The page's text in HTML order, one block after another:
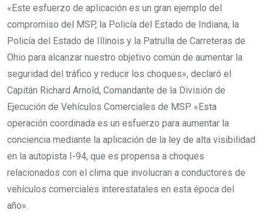
«Este esfuerzo de aplicación es un gran ejemplo del
compromiso del MSP, la Policía del Estado de Indiana, la
Policía del Estado de Illinois y la Patrulla de Carreteras de
Ohio para alcanzar nuestro objetivo común de aumentar la
seguridad del tráfico y reducir los choques», declaró el
Capitán Richard Arnold, Comandante de la División de
Ejecución de Vehículos Comerciales de MSP. «Esta
operación coordinada es un esfuerzo para aumentar la
conciencia mediante la aplicación de la ley de alta visibilidad
en la autopista I-94, que es propensa a choques
relacionados con el clima que involucran a conductores de
vehículos comerciales interestatales en esta época del
año».